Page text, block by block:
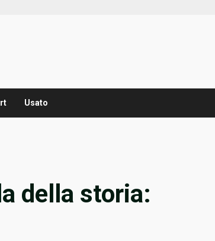
Usato
della storia: